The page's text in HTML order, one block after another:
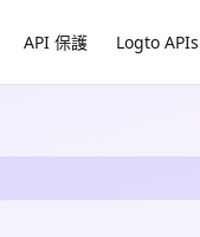
API 保護 Logto APIs